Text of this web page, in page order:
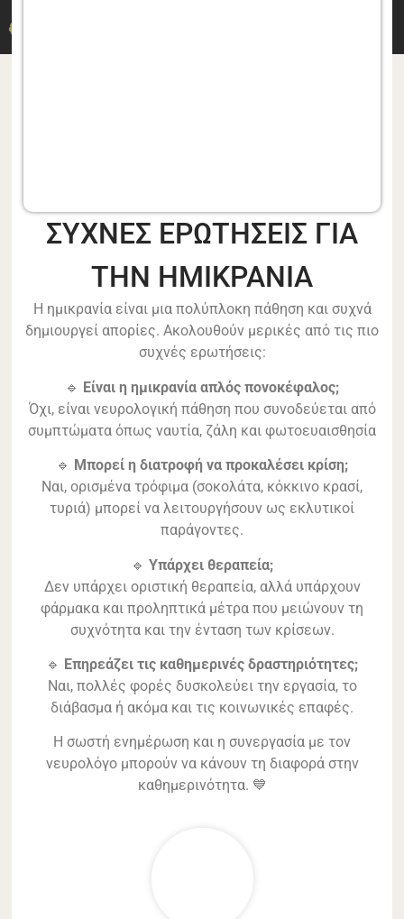
ΣΥΧΝΕΣ ΕΡΩΤΗΣΕΙΣ ΓΙΑ
ΤΗΝ ΗΜΙΚΡΑΝΙΑ
Η ημικρανία είναι μια πολύπλοκη πάθηση και συχνά
δημιουργεί απορίες. Ακολουθούν μερικές από τις πιο
συχνές ερωτήσεις:
🔹 Είναι η ημικρανία απλός πονοκέφαλος;
Όχι, είναι νευρολογική πάθηση που συνοδεύεται από
συμπτώματα όπως ναυτία, ζάλη και φωτοευαισθησία
🔹 Μπορεί η διατροφή να προκαλέσει κρίση;
Ναι, ορισμένα τρόφιμα (σοκολάτα, κόκκινο κρασί,
τυριά) μπορεί να λειτουργήσουν ως εκλυτικοί
παράγοντες.
🔹 Υπάρχει θεραπεία;
Δεν υπάρχει οριστική θεραπεία, αλλά υπάρχουν
φάρμακα και προληπτικά μέτρα που μειώνουν τη
συχνότητα και την ένταση των κρίσεων.
🔹 Επηρεάζει τις καθημερινές δραστηριότητες;
Ναι, πολλές φορές δυσκολεύει την εργασία, το
διάβασμα ή ακόμα και τις κοινωνικές επαφές.
Η σωστή ενημέρωση και η συνεργασία με τον
νευρολόγο μπορούν να κάνουν τη διαφορά στην
καθημερινότητα. 💙